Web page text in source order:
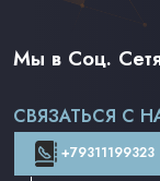
Весь Каталог
Рок на 7''
Доставка и Оплата
Контакты
Мы в Соц.
СВЯЗАТЬСЯ С
+79311199323